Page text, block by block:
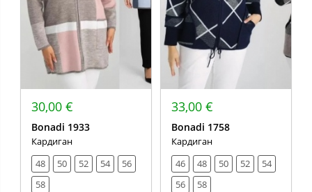
30,00 €
Bonadi 1933
Кардиган
48
50 52 54
56
58
33,00 €
Bonadi 1758
Кардиган
46
48 50 52
54
56
58